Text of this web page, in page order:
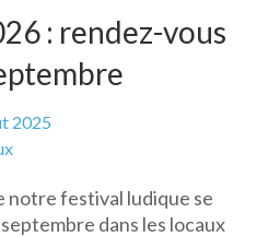
: rendez-vous
2025
notre festival ludique se
dans les locaux